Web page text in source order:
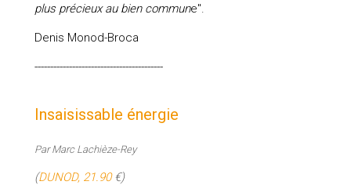
plus précieux au bien commune".
Denis Monod-Broca
-----------------------------------------
Insaisissable énergie
Par Marc Lachièze-Rey
(DUNOD, 21.90€)